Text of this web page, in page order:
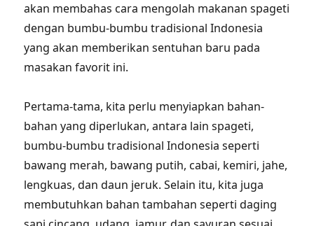
akan membahas cara mengolah makanan spageti
dengan bumbu-bumbu tradisional Indonesia
yang akan memberikan sentuhan baru pada
masakan favorit ini.
Pertama-tama, kita perlu menyiapkan bahan-
bahan yang diperlukan, antara lain spageti,
bumbu-bumbu tradisional Indonesia seperti
bawang merah, bawang putih, cabai, kemiri, jahe,
lengkuas, dan daun jeruk. Selain itu, kita juga
membutuhkan bahan tambahan seperti daging